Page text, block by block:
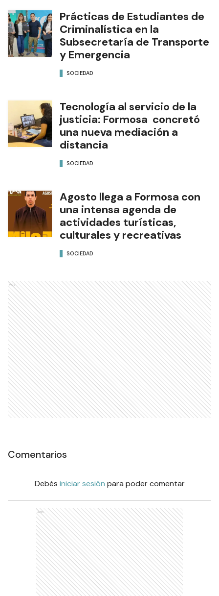
Prácticas de Estudiantes de
Criminalística en la
Subsecretaría de Transporte
y Emergencia
SOCIEDAD
Tecnología al servicio de la
justicia: Formosa concretó
una nueva mediación a
distancia
SOCIEDAD
Agosto llega a Formosa con
una intensa agenda de
actividades turísticas,
culturales y recreativas
SOCIEDAD
Ads
Comentarios
Debés iniciar sesión para poder comentar
Ads